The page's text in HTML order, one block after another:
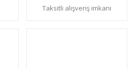
Taksitli alışveriş imkanı